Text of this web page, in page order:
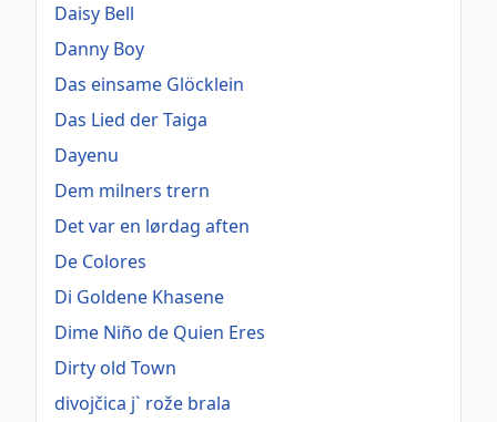
Daisy Bell
Danny Boy
Das einsame Glöcklein
Das Lied der Taiga
Dayenu
Dem milners trern
Det var en lørdag aften
De Colores
Di Goldene Khasene
Dime Niño de Quien Eres
Dirty old Town
divojčica j` rože brala